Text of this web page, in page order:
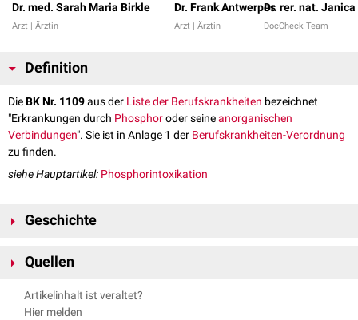
Dr. med. Sarah Maria Birkle
Arzt | Ärztin
Dr. Frank Antwerpes
Arzt | Ärztin
Dr. rer. nat.
DocCheck Team
Definition
DieBK Nr. 1109aus der Liste der Berufskrankheiten bezeichnet
"Erkrankungen durch Phosphoroder seineanorganischen
Verbindungen". Sie ist in Anlage 1 der Berufskrankheiten-Verordnung
zu finden.
siehe Hauptartikel: Phosphorintoxikation
Geschichte
Quellen
Merkblatt zur BK Nr. 1109
G. Enderle, H-J. Seidel. Arbeitsmedizin, Fort- und Weiterbildung, Kurs
Artikelinhalt ist veraltet?
Hier melden